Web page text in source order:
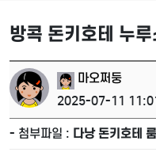
방콕 돈키호테 누
마오쩌둥
2025-07-11
- 첨부파일 : 다낭 돈키호테